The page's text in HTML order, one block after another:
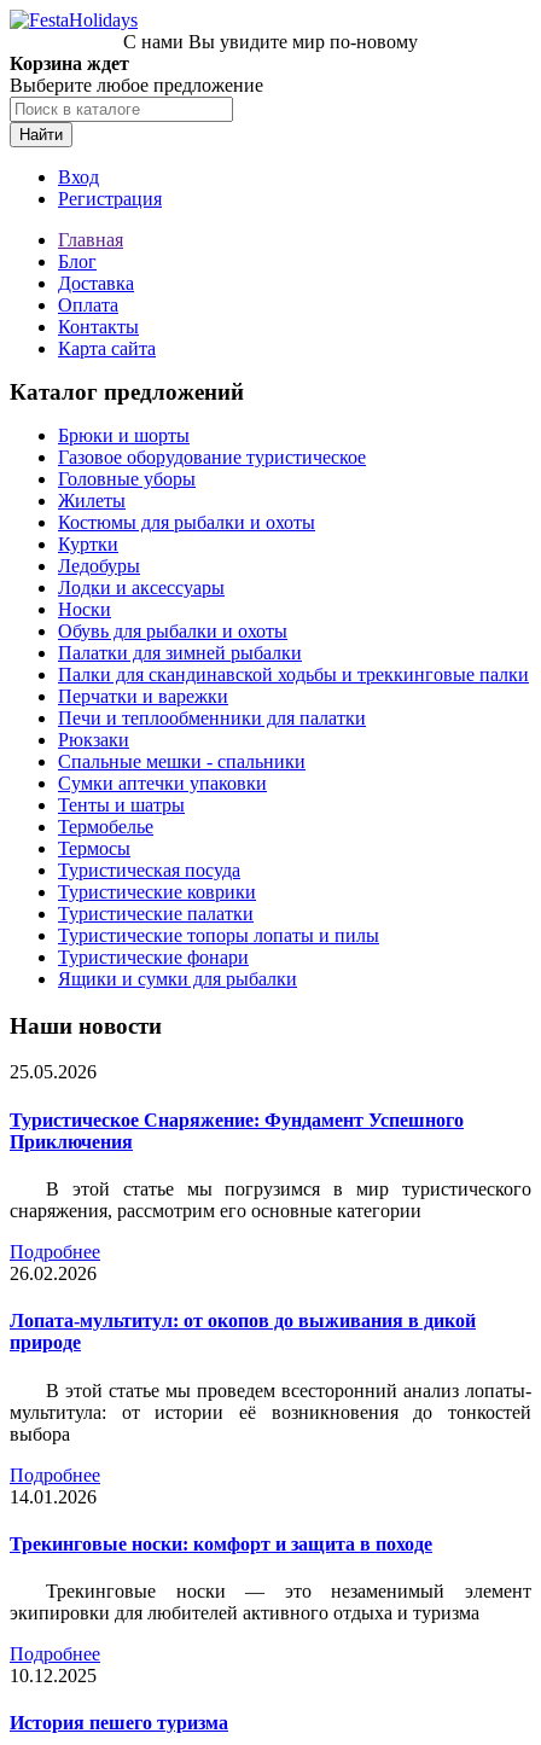
С нами Вы увидите мир по-новому
Корзина ждет
Выберите любое предложение
Найти
Вход
Регистрация
Главная
Блог
Доставка
Оплата
Контакты
Карта сайта
Каталог предложений
Брюки и шорты
Газовое оборудование туристическое
Головные уборы
Жилеты
Костюмы для рыбалки и охоты
Куртки
Ледобуры
Лодки и аксессуары
Носки
Обувь для рыбалки и охоты
Палатки для зимней рыбалки
Палки для скандинавской ходьбы и треккинговые палки
Перчатки и варежки
Печи и теплообменники для палатки
Рюкзаки
Спальные мешки - спальники
Сумки аптечки упаковки
Тенты и шатры
Термобелье
Термосы
Туристическая посуда
Туристические коврики
Туристические палатки
Туристические топоры лопаты и пилы
Туристические фонари
Ящики и сумки для рыбалки
Наши новости
25.05.2026
Туристическое Снаряжение: Фундамент Успешного
Приключения
В этой статье мы погрузимся в мир туристического
снаряжения, рассмотрим его основные категории
Подробнее
26.02.2026
Лопата-мультитул: от окопов до выживания в дикой
природе
В этой статье мы проведем всесторонний анализ лопаты-
мультитула: от истории её возникновения до тонкостей
выбора
Подробнее
14.01.2026
Трекинговые носки: комфорт и защита в походе
Трекинговые носки — это незаменимый элемент
экипировки для любителей активного отдыха и туризма
Подробнее
10.12.2025
История пешего туризма